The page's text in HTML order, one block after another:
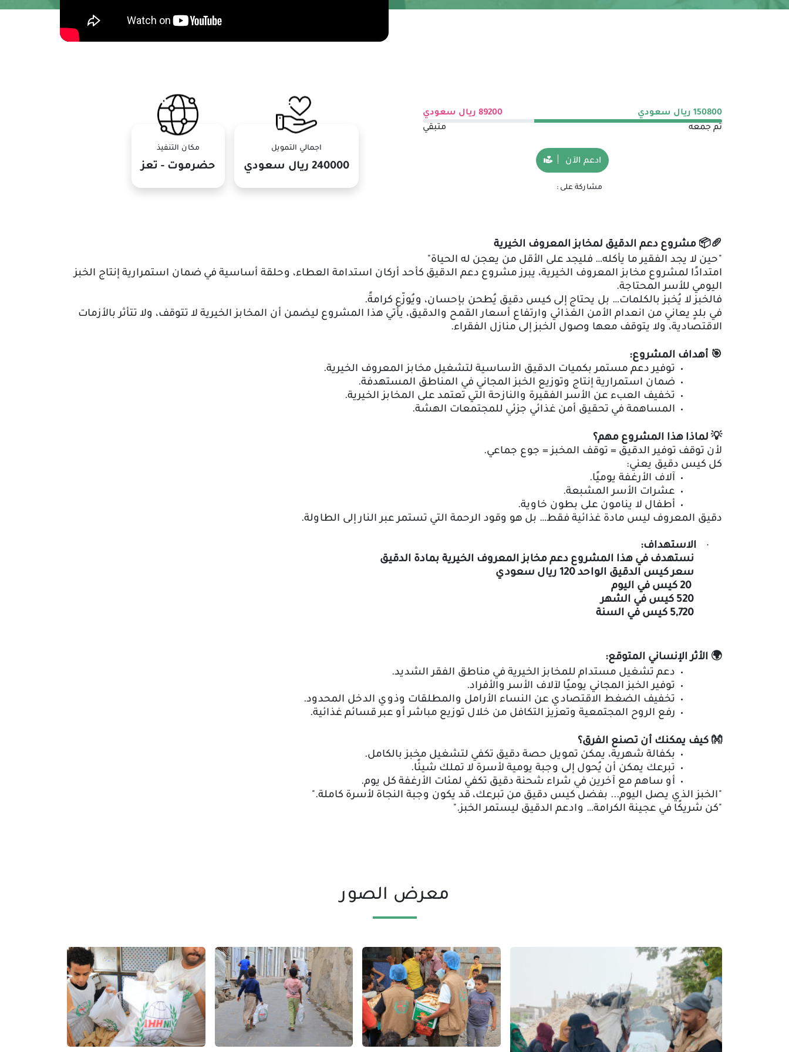
150800 ريال سعودي 89200 ريال سعودي
تم جمعه
متبقي
ادعم الآن
مشاركة على :
اجمالي التمويل
240000 ريال سعودي
مكان التنفيذ
حضرموت - تعز
🥖
📦 مشروع دعم الدقيق لمخابز المعروف الخيرية
حين لا يجد الفقير ما يأكله… فليجد على الأقل من يعجن له الحياة
امتدادًا لمشروع مخابز المعروف الخيرية، يبرز مشروع دعم الدقيق كأحد أركان استدامة العطاء، وحلقة أساسية في ضمان استمرارية إنتاج الخبز
اليومي للأسر المحتاجة.
فالخبز لا يُخبز بالكلمات… بل يحتاج إلى كيس دقيق يُطحن بإحسان، ويُوزّع كرامةً.
في بلدٍ يعاني من انعدام الأمن الغذائي وارتفاع أسعار القمح والدقيق، يأتي هذا المشروع ليضمن أن المخابز الخيرية لا تتوقف، ولا تتأثر بالأزمات
الاقتصادية، ولا يتوقف معها وصول الخبز إلى منازل الفقراء.
🎯 أهداف المشروع:
توفير دعم مستمر بكميات الدقيق الأساسية لتشغيل مخابز المعروف الخيرية.
ضمان استمرارية إنتاج وتوزيع الخبز المجاني في المناطق المستهدفة.
تخفيف العبء عن الأسر الفقيرة والنازحة التي تعتمد على المخابز الخيرية.
المساهمة في تحقيق أمن غذائي جزئي للمجتمعات الهشة.
💡 لماذا هذا المشروع مهم؟
لأن توقف توفير الدقيق = توقف المخبز = جوع جماعي.
كل كيس دقيق يعني:
آلاف الأرغفة يوميًا.
عشرات الأسر المشبعة.
أطفال لا ينامون على بطون خاوية.
دقيق المعروف ليس مادة غذائية فقط… بل هو وقود الرحمة التي تستمر عبر النار إلى الطاولة.
·
الاستهداف:
نستهدف في هذا المشروع دعم مخابز المعروف الخيرية بمادة الدقيق
سعر كيس الدقيق الواحد 120 ريال سعودي
20 كيس في اليوم
520 كيس في الشهر
5,720 كيس في السنة
🌍 الأثر الإنساني المتوقع:
دعم تشغيل مستدام للمخابز الخيرية في مناطق الفقر الشديد.
توفير الخبز المجاني يوميًا لآلاف الأسر والأفراد.
تخفيف الضغط الاقتصادي عن النساء الأرامل والمطلقات وذوي الدخل المحدود.
رفع الروح المجتمعية وتعزيز التكافل من خلال توزيع مباشر أو عبر قسائم غذائية.
👐 كيف يمكنك أن تصنع الفرق؟
بكفالة شهرية، يمكن تمويل حصة دقيق تكفي لتشغيل مخبز بالكامل.
تبرعك يمكن أن يُحول إلى وجبة يومية لأسرة لا تملك شيئًا.
أو ساهم مع آخرين في شراء شحنة دقيق تكفي لمئات الأرغفة كل يوم.
الخبز الذي يصل اليوم... بفضل كيس دقيق من تبرعك، قد يكون وجبة النجاة لأسرة كاملة."
كن شريكًا في عجينة الكرامة… وادعم الدقيق ليستمر الخبز."
معرض الصور